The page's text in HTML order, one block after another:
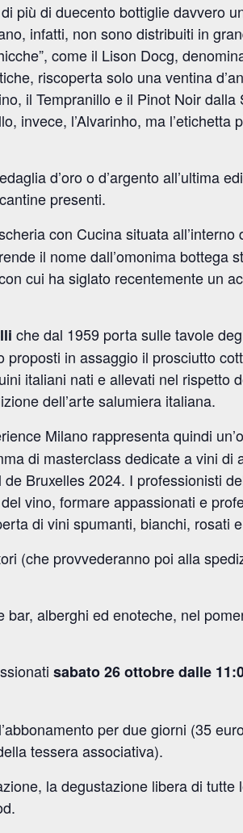
più di duecento bottiglie davvero
infatti, non sono distribuiti in
come il Lison Docg,
riscoperta solo una ventina
il Tempranillo e il Pinot Noir dalla
invece, l’Alvarinho, ma l’etichetta
d’oro o d’argento all’ultima
presenti.
con Cucina situata all’interno
il nome dall’omonima bottega
cui ha siglato recentemente un
che dal 1959 porta sulle tavole
proposti in assaggio il prosciutto
italiani nati e allevati nel rispetto
dell’arte salumiera italiana.
Milano rappresenta quindi
di masterclass dedicate a vini di
Bruxelles 2024. I professionisti
vino, formare appassionati e
di vini spumanti, bianchi, rosati
(che provvederanno poi alla
alberghi ed enoteche, nel
sabato 26 ottobre dalle
per due giorni (35
tessera associativa).
la degustazione libera di tutte